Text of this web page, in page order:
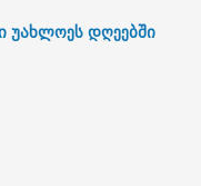
დღეებში